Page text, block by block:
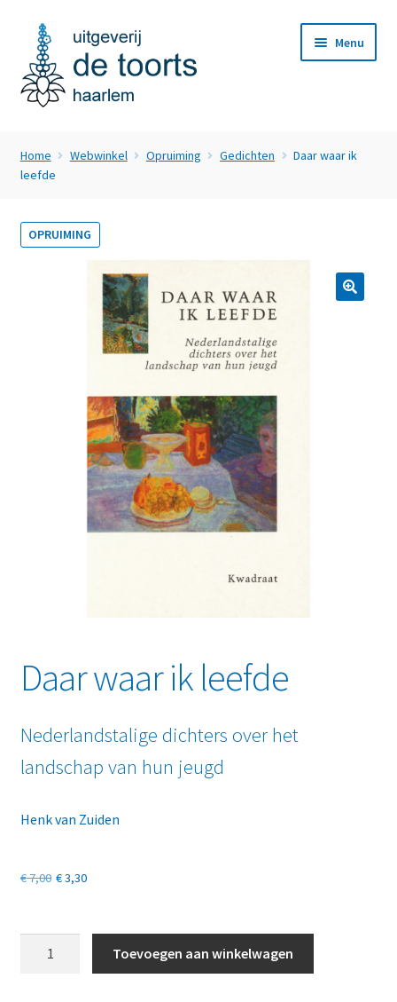
door
naar
navigatie
naar
de
inhoud
Menu
Webwinkel
Nieuws
Klantenservice
Home Webwinkel Opruiming Gedichten
Daar waar ik
leefde
OPRUIMING
Daar waar ik leefde
Nederlandstalige dichters over het
landschap van hun jeugd
Henk van Zuiden
€7,00 Oorspronkelijke
was:
€ 7,00.
€3,30Huidige
is:
€ 3,30.
Toevoegen aan winkelwagen